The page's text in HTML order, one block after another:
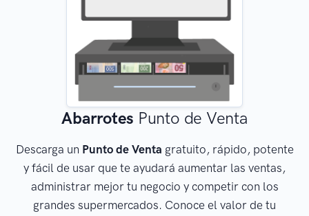
Abarrotes Punto de Venta
Descarga un Punto de Venta gratuito, rápido, potente
y fácil de usar que te ayudará aumentar las ventas,
administrar mejor tu negocio y competir con los
grandes supermercados. Conoce el valor de tu